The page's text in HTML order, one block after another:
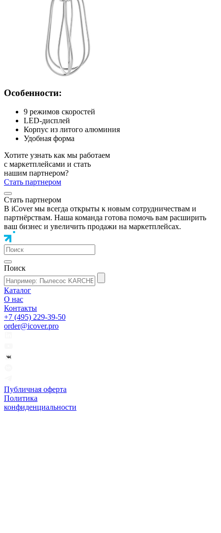
Особенности:
9 режимов скоростей
LED-дисплей
Корпус из литого алюминия
Удобная форма
Хотите узнать как мы работаем
с маркетплейсами и стать
нашим партнером?
Стать партнером
Стать партнером
В iCover мы всегда открыты к новым сотрудничествам и
партнёрствам. Наша команда готова помочь вам расширить
ваш бизнес и увеличить продажи на маркетплейсах.
Поиск
Каталог
О нас
Контакты
+7 (495) 229-39-50
order@icover.pro
Публичная оферта
Политика
конфиденциальности